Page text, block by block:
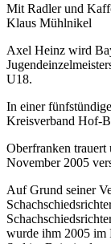
Mit Radler und
Klaus Mühlnikel
Axel Heinz wird
U18.
In einer
Kreisverband Hof-
Oberfranken
November 2005
Auf Grund seiner
wurde ihm 2005 im